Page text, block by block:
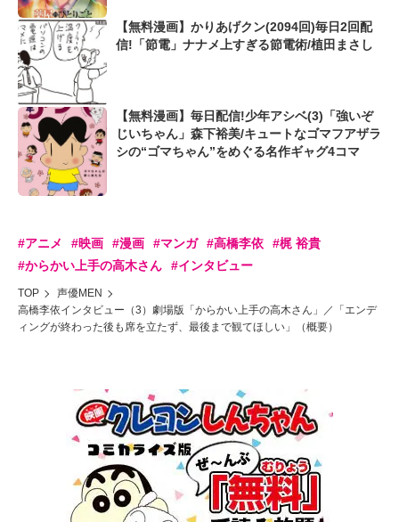
【無料漫画】かりあげクン(2094回)毎日2回配
信!「節電」ナナメ上すぎる節電術/植田まさし
【無料漫画】毎日配信!少年アシベ(3)「強いぞ
じいちゃん」森下裕美/キュートなゴマフアザラ
シの“ゴマちゃん”をめぐる名作ギャグ4コマ
#アニメ #映画 #漫画 #マンガ #高橋李依
#梶 裕貴
#からかい上手の高木さん
#インタビュー
TOP
声優MEN
高橋李依インタビュー（3）劇場版「からかい上手の高木さん」／「エンデ
ィングが終わった後も席を立たず、最後まで観てほしい」（概要）